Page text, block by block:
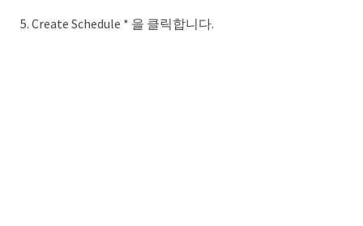
Create Schedule * 을 클릭합니다.